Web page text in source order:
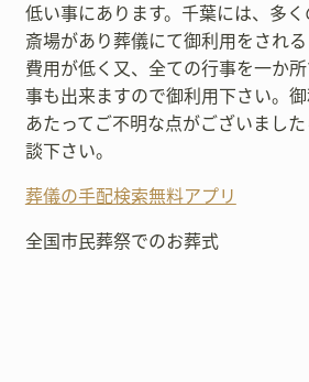
低い事にあります。千葉には、多く
斎場があり葬儀にて御利用をされ
費用が低く又、全ての行事を一か所
事も出来ますので御利用下さい。
あたってご不明な点がございました
談下さい。
葬儀の手配検索無料アプリ
全国市民葬祭でのお葬式